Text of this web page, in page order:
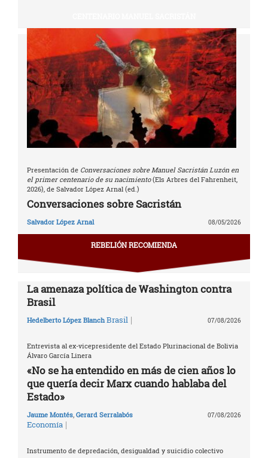
Presentación de Conversaciones sobre Manuel Sacristán Luzón en
el primer centenario de su nacimiento(Els Arbres del Fahrenheit,
2026), de Salvador López Arnal (ed.)
Conversaciones sobre Sacristán
Salvador López Arnal 08/05/2026
REBELIÓN RECOMIENDA
La amenaza política de Washington contra
Brasil
Hedelberto López Blanch Brasil | 07/08/2026
Entrevista al ex-vicepresidente del Estado Plurinacional de Bolivia
Álvaro García Linera
«No se ha entendido en más de cien años lo
que quería decir Marx cuando hablaba del
Estado»
Jaume Montés, Gerard Serralabós
Economía |
07/08/2026
Instrumento de depredación, desigualdad y suicidio colectivo